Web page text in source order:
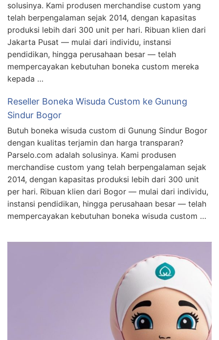
solusinya. Kami produsen merchandise custom yang
telah berpengalaman sejak 2014, dengan kapasitas
produksi lebih dari 300 unit per hari. Ribuan klien dari
Jakarta Pusat — mulai dari individu, instansi
pendidikan, hingga perusahaan besar — telah
mempercayakan kebutuhan boneka custom mereka
kepada …
Reseller Boneka Wisuda Custom ke Gunung
Sindur Bogor
Butuh boneka wisuda custom di Gunung Sindur Bogor
dengan kualitas terjamin dan harga transparan?
Parselo.com adalah solusinya. Kami produsen
merchandise custom yang telah berpengalaman sejak
2014, dengan kapasitas produksi lebih dari 300 unit
per hari. Ribuan klien dari Bogor — mulai dari individu,
instansi pendidikan, hingga perusahaan besar — telah
mempercayakan kebutuhan boneka wisuda custom …